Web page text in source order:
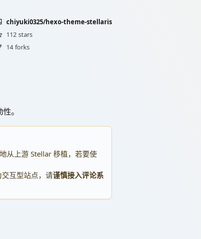
chiyuki0325/hexo-theme-stellaris
112 stars
14 forks
。
从上游 Stellar 移植，若要使
互型站点，请谨慎接入评论系